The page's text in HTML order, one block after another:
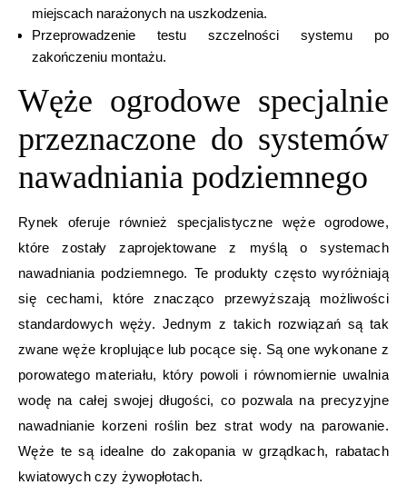
miejscach narażonych na uszkodzenia.
Przeprowadzenie testu szczelności systemu po
zakończeniu montażu.
Węże ogrodowe specjalnie
przeznaczone do systemów
nawadniania podziemnego
Rynek oferuje również specjalistyczne węże ogrodowe,
które zostały zaprojektowane z myślą o systemach
nawadniania podziemnego. Te produkty często wyróżniają
się cechami, które znacząco przewyższają możliwości
standardowych węży. Jednym z takich rozwiązań są tak
zwane węże kroplujące lub pocące się. Są one wykonane z
porowatego materiału, który powoli i równomiernie uwalnia
wodę na całej swojej długości, co pozwala na precyzyjne
nawadnianie korzeni roślin bez strat wody na parowanie.
Węże te są idealne do zakopania w grządkach, rabatach
kwiatowych czy żywopłotach.